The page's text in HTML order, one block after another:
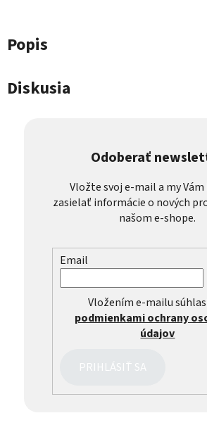
Popis
Diskusia
Odoberať
Vložte svoj e-mail a my Vám
zasielať informácie o nových
našom e-shope.
Email
Vložením e-mailu
podmienkami ochrany
údajov
PRIHLÁSIŤ SA